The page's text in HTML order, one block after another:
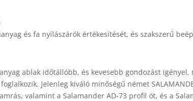
és fa nyílászárók értékesítését, és szakszerű
ablak időtállóbb, és kevesebb gondozást
Jelenleg kiváló minőségű német
valamint a Salamander AD-73 profil öt, és a